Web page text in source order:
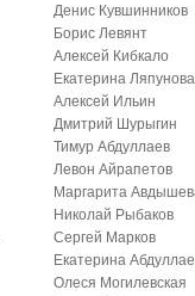
Денис Кувшинников
Борис Левянт
Алексей Кибкало
Екатерина Ляпунова
Алексей Ильин
Дмитрий Шурыгин
Тимур Абдуллаев
Левон Айрапетов
Маргарита
Николай Рыбаков
Сергей Марков
Екатерина
Олеся Могилевская